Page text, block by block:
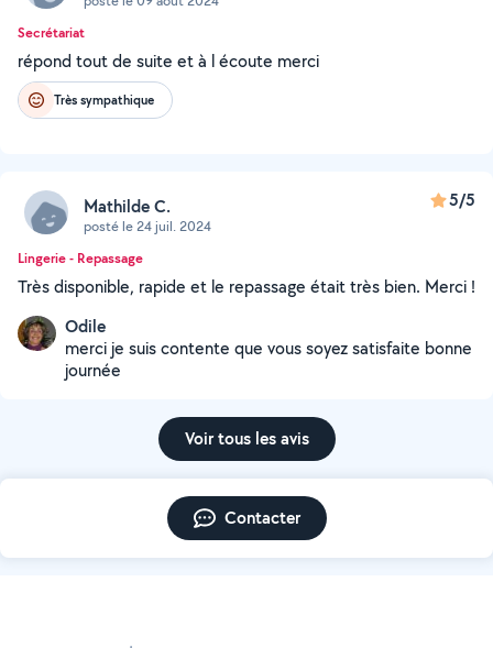
Secrétariat
répond tout de suite et à l écoute merci
Très sympathique
Mathilde C.
posté le 24 juil. 2024
5/5
Lingerie - Repassage
Très disponible, rapide et le repassage était très bien. Merci !
Odile
merci je suis contente que vous soyez satisfaite bonne
journée
Voir tous les avis
Contacter